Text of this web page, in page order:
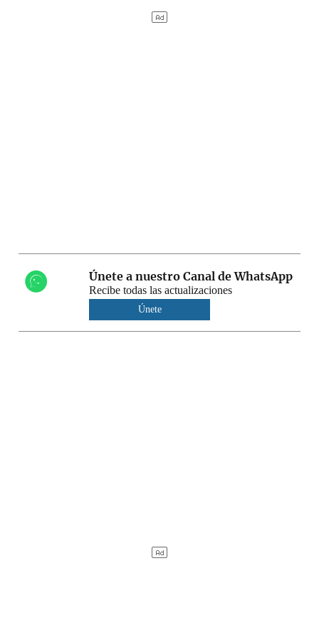
Únete a nuestro Canal de WhatsApp
Recibe todas las actualizaciones
Únete